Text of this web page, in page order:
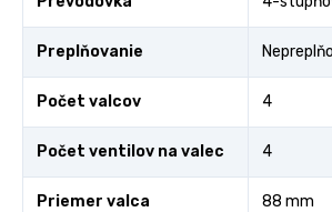
Preplňovanie
Počet valcov 4
Počet ventilov na valec 4
Priemer valca 88 mm